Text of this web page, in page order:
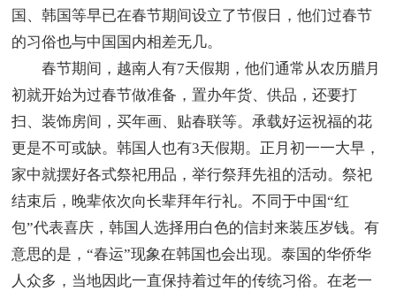
国、韩国等早已在春节期间设立了节假日，他们过春节
的习俗也与中国国内相差无几。
春节期间，越南人有7天假期，他们通常从农历腊月
初就开始为过春节做准备，置办年货、供品，还要打
扫、装饰房间，买年画、贴春联等。承载好运祝福的花
更是不可或缺。韩国人也有3天假期。正月初一一大早，
家中就摆好各式祭祀用品，举行祭拜先祖的活动。祭祀
结束后，晚辈依次向长辈拜年行礼。不同于中国“红
包”代表喜庆，韩国人选择用白色的信封来装压岁钱。有
意思的是，“春运”现象在韩国也会出现。泰国的华侨华
人众多，当地因此一直保持着过年的传统习俗。在老一